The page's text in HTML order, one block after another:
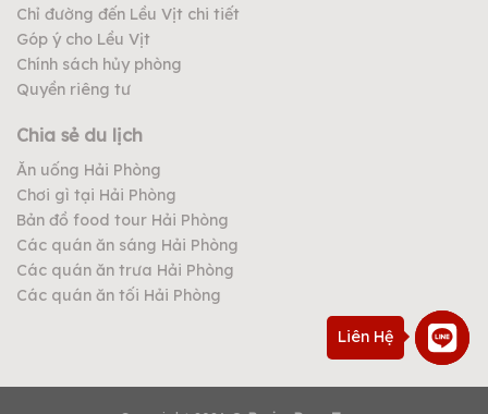
Chỉ đường đến Lều Vịt chi tiết
Góp ý cho Lều Vịt
Chính sách hủy phòng
Quyền riêng tư
Chia sẻ du lịch
Ăn uống Hải Phòng
Chơi gì tại Hải Phòng
Bản đồ food tour Hải Phòng
Các quán ăn sáng Hải Phòng
Các quán ăn trưa Hải Phòng
Các quán ăn tối Hải Phòng
Liên Hệ